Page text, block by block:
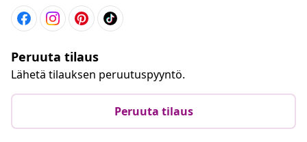
Peruuta tilaus
Lähetä tilauksen peruutuspyyntö.
Peruuta tilaus